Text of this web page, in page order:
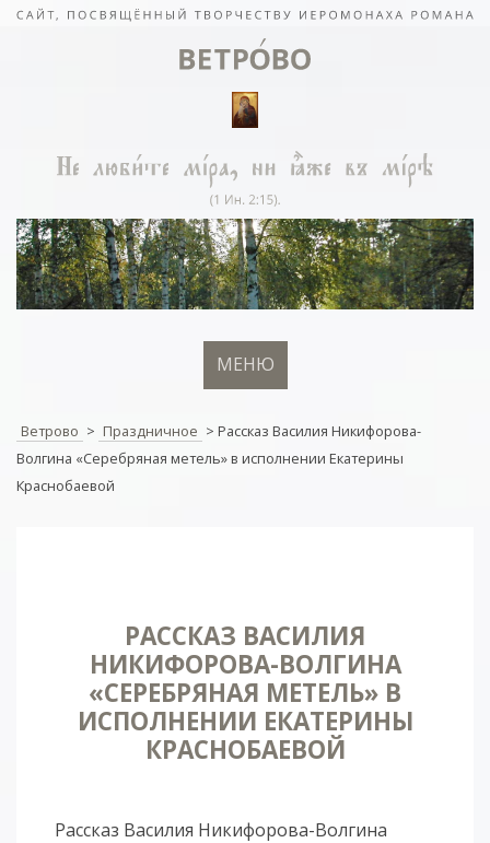
МЕНЮ
Ветрово > Праздничное > Рассказ Василия Никифорова-
Волгина «Серебряная метель» в исполнении Екатерины
Краснобаевой
РАССКАЗ ВАСИЛИЯ
НИКИФОРОВА-ВОЛГИНА
«СЕРЕБРЯНАЯ МЕТЕЛЬ» В
ИСПОЛНЕНИИ ЕКАТЕРИНЫ
КРАСНОБАЕВОЙ
Рассказ Василия Никифорова-Волгина